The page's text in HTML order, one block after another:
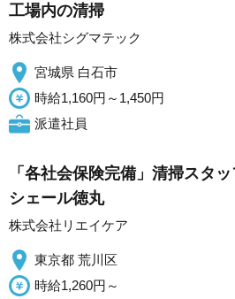
工場内の清掃
株式会社シグマテック
宮城県 白石市
時給1,160円～1,450円
派遣社員
「各社会保険完備」清掃スタ
シェール徳丸
株式会社リエイケア
東京都 荒川区
時給1,260円～